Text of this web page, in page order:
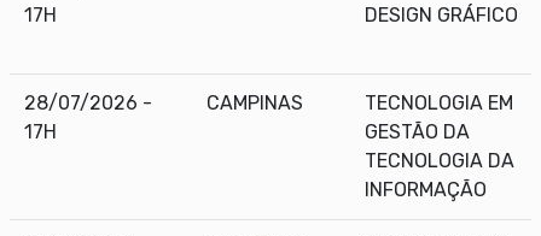
17H
DESIGN GRÁFICO
28/07/2026 -
17H
CAMPINAS
TECNOLOGIA EM
GESTÃO DA
TECNOLOGIA DA
INFORMAÇÃO